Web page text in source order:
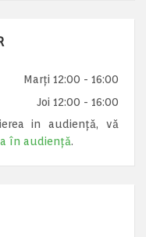
Marți 12:00 - 16:00
Joi 12:00 - 16:00
in audiență, vă
în audiență.